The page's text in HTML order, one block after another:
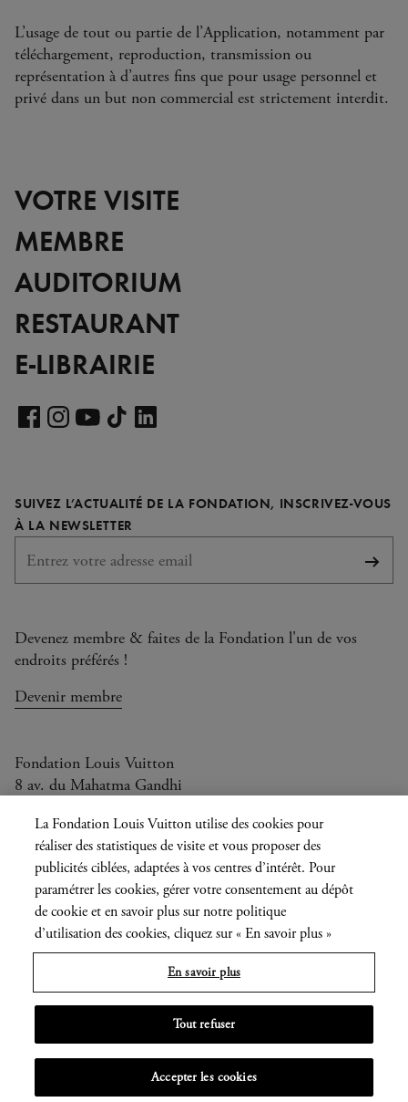
L’usage de tout ou partie de l’Application, notamment par
téléchargement, reproduction, transmission ou
représentation à d’autres fins que pour usage personnel et
privé dans un but non commercial est strictement interdit.
VOTRE VISITE
MEMBRE
AUDITORIUM
RESTAURANT
E-LIBRAIRIE
FacebookInstagram
YouTube
TikTok
SUIVEZ L’ACTUALITÉ DE LA FONDATION, INSCRIVEZ-VOUS
À LA NEWSLETTER
Devenez membre & faites de la Fondation l'un de vos
endroits préférés !
Devenir membre
Fondation Louis Vuitton
8 av. du Mahatma Gandhi
Ouvert aujourd'hui de 10h à 20h
Langue
actuelle
| EN
Presse
Privatisation
La Fondation Louis Vuitton utilise des cookies pour
réaliser des statistiques de visite et vous proposer des
publicités ciblées, adaptées à vos centres d’intérêt. Pour
paramétrer les cookies, gérer votre consentement au dépôt
de cookie et en savoir plus sur notre politique
d’utilisation des cookies, cliquez sur « En savoir plus »
En savoir plus
Tout refuser
Accepter les cookies